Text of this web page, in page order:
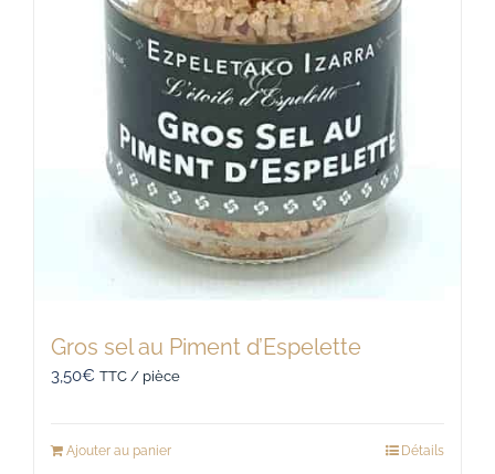
Gros sel au Piment d’Espelette
3,50€ TTC / pièce
Ajouter au panier Détails